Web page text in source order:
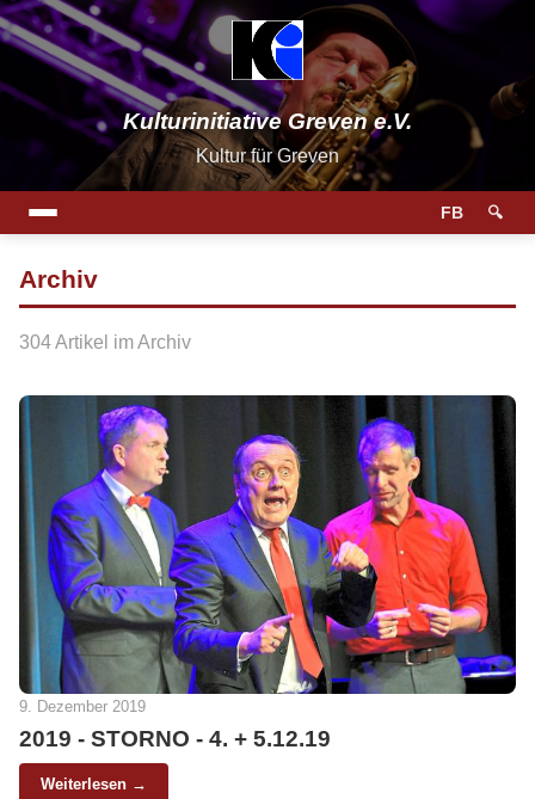
Kulturinitiative Greven e.V.
Kultur für Greven
FB 🔍
Archiv
304 Artikel im Archiv
9. Dezember 2019
2019 - STORNO - 4. + 5.12.19
Weiterlesen →